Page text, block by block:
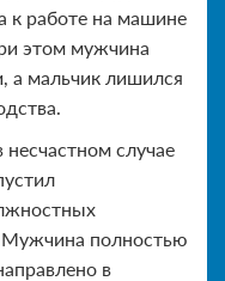
к работе на машине
этом мужчина
а мальчик лишился
случае
Мужчина полностью
в